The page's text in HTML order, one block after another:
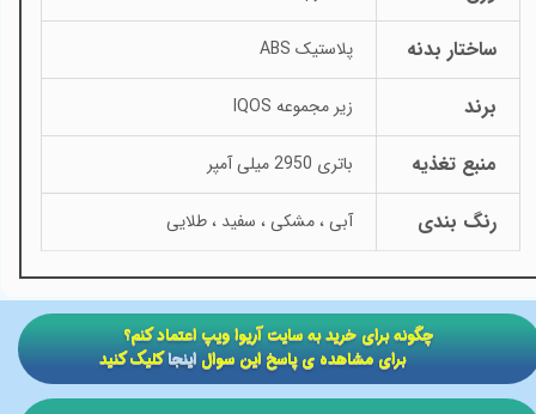
ساختار بدنه پلاستیک ABS
برند زیر مجموعه IQOS
منبع تغذیه باتری 2950 میلی آمپر
رنگ بندی آبی ، مشکی ، سفید ، طلایی
​​چگونه برای خرید به سایت آریوا ویپ اعتماد کنم؟
برای مشاهده ی پاسخ این سوالاینجاکلیک کنید